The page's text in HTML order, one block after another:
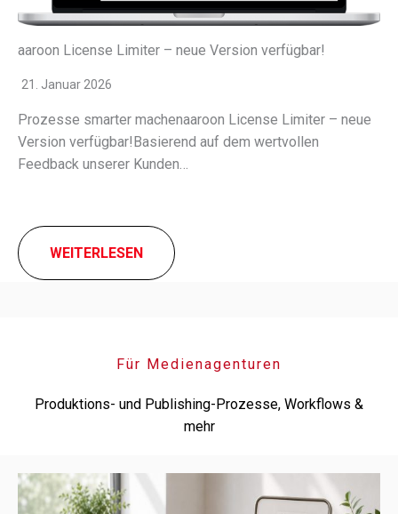
aaroon License Limiter – neue Version verfügbar!
21. Januar 2026
Prozesse smar­ter machen­aa­roon License Limiter – neue
Version verfügbar!Basierend auf dem wert­vol­len
Feedback unse­rer Kunden…
WEITERLESEN
Für Medienagenturen
Produktions- und Publishing-Prozesse, Workflows &
mehr